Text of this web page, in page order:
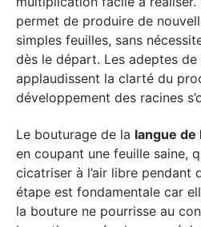
permet de produire de
simples feuilles, sans
dès le départ. Les adeptes
applaudissent la clarté du
développement des racines
Le bouturage de la langue
en coupant une feuille saine,
cicatriser à l’air libre pendant
étape est fondamentale car
la bouture ne pourrisse au